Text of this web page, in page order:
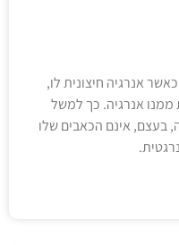
אנרגיה חיצונית לו,
אנרגיה. כך למשל
בעצם, אינם הכאבים שלו